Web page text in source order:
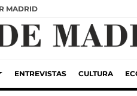
MADRID
ENTREVISTAS CULTURA